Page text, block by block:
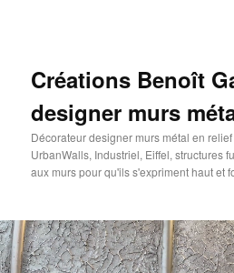
Créations Benoît
designer murs
Décorateur designer murs métal en
UrbanWalls, Industriel, Eiffel, structures
aux murs pour qu'ils s'expriment haut et